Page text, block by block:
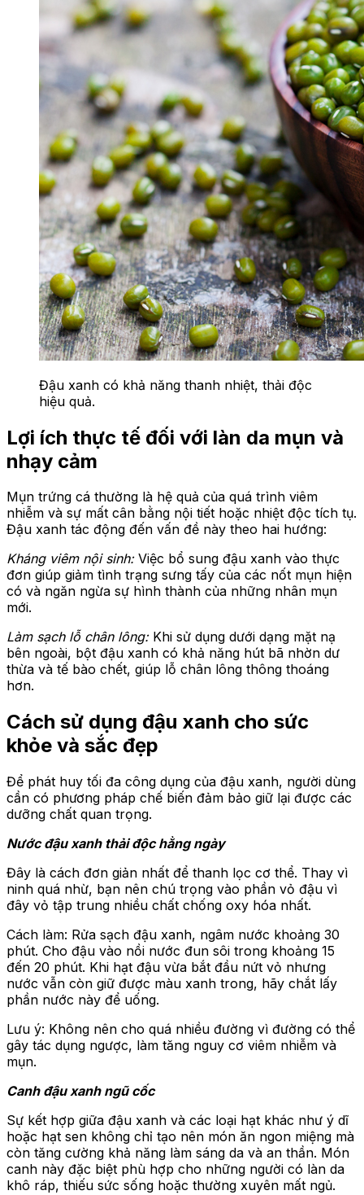
Đậu xanh có khả năng thanh nhiệt, thải độc
hiệu quả.
Lợi ích thực tế đối với làn da mụn và
nhạy cảm
Mụn trứng cá thường là hệ quả của quá trình viêm
nhiễm và sự mất cân bằng nội tiết hoặc nhiệt độc tích tụ.
Đậu xanh tác động đến vấn đề này theo hai hướng:
Kháng viêm nội sinh:Việc bổ sung đậu xanh vào thực
đơn giúp giảm tình trạng sưng tấy của các nốt mụn hiện
có và ngăn ngừa sự hình thành của những nhân mụn
mới.
Làm sạch lỗ chân lông:Khi sử dụng dưới dạng mặt nạ
bên ngoài, bột đậu xanh có khả năng hút bã nhờn dư
thừa và tế bào chết, giúp lỗ chân lông thông thoáng
hơn.
Cách sử dụng đậu xanh cho sức
khỏe và sắc đẹp
Để phát huy tối đa công dụng của đậu xanh, người dùng
cần có phương pháp chế biến đảm bảo giữ lại được các
dưỡng chất quan trọng.
Nước đậu xanh thảiđộc hằng ngày
Đây là cách đơn giản nhất để thanh lọc cơ thể. Thay vì
ninh quá nhừ, bạn nên chú trọng vào phần vỏ đậu vì
đây vỏ tập trung nhiều chất chống oxy hóa nhất.
Cách làm: Rửa sạch đậu xanh, ngâm nước khoảng 30
phút. Cho đậu vào nồi nước đun sôi trong khoảng 15
đến 20 phút. Khi hạt đậu vừa bắt đầu nứt vỏ nhưng
nước vẫn còn giữ được màu xanh trong, hãy chắt lấy
phần nước này để uống.
Lưu ý: Không nên cho quá nhiều đường vì đường có thể
gây tác dụng ngược, làm tăng nguy cơ viêm nhiễm và
mụn.
Canh đậu xanh ngũ cốc
Sự kết hợp giữa đậu xanh và các loại hạt khác như ý dĩ
hoặc hạt sen không chỉ tạo nên món ăn ngon miệng mà
còn tăng cường khả năng làm sáng da và an thần. Món
canh này đặc biệt phù hợp cho những người có làn da
khô ráp, thiếu sức sống hoặc thường xuyên mất ngủ.